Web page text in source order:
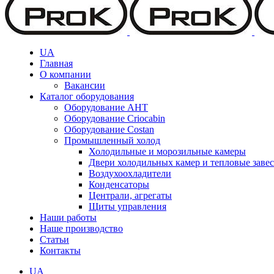
UA
Главная
О компании
Вакансии
Каталог оборудования
Оборудование AHT
Оборудование Criocabin
Оборудование Costan
Промышленный холод
Холодильные и морозильные камеры
Двери холодильных камер и тепловые
Воздухоохладители
Конденсаторы
Централи, агрегаты
Щиты управления
Наши работы
Наше производство
Статьи
Контакты
UA